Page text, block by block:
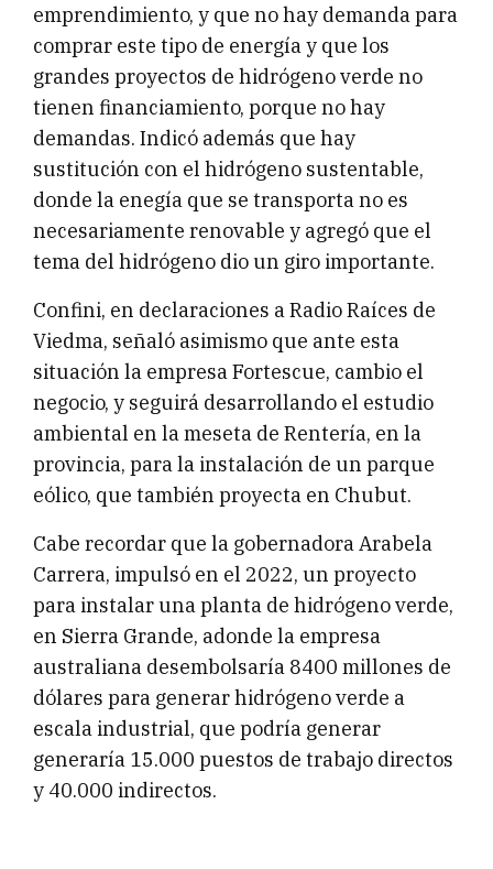
emprendimiento, y que no hay demanda para
comprar este tipo de energía y que los
grandes proyectos de hidrógeno verde no
tienen financiamiento, porque no hay
demandas. Indicó además que hay
sustitución con el hidrógeno sustentable,
donde la enegía que se transporta no es
necesariamente renovable y agregó que el
tema del hidrógeno dio un giro importante.
Confini, en declaraciones a Radio Raíces de
Viedma, señaló asimismo que ante esta
situación la empresa Fortescue, cambio el
negocio, y seguirá desarrollando el estudio
ambiental en la meseta de Rentería, en la
provincia, para la instalación de un parque
eólico, que también proyecta en Chubut.
Cabe recordar que la gobernadora Arabela
Carrera, impulsó en el 2022, un proyecto
para instalar una planta de hidrógeno verde,
en Sierra Grande, adonde la empresa
australiana desembolsaría 8400 millones de
dólares para generar hidrógeno verde a
escala industrial, que podría generar
generaría 15.000 puestos de trabajo directos
y 40.000 indirectos.